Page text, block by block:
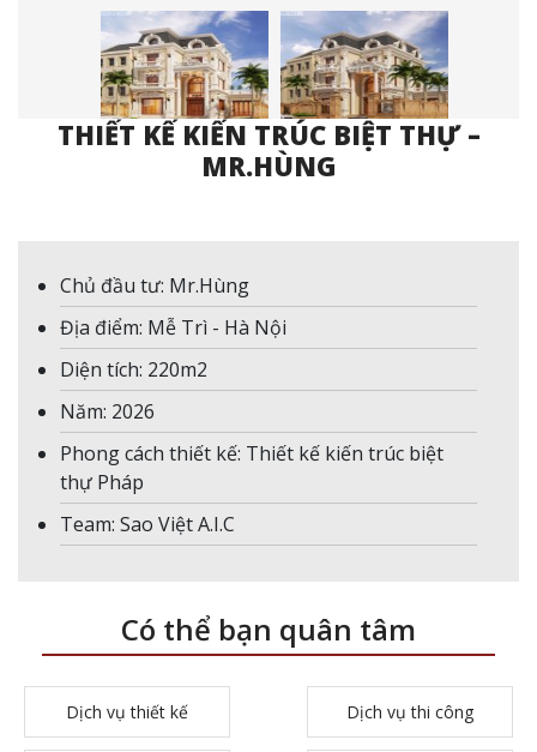
THIẾT KẾ KIẾN TRÚC BIỆT THỰ –
MR.HÙNG
Chủ đầu tư: Mr.Hùng
Địa điểm: Mễ Trì - Hà Nội
Diện tích: 220m2
Năm: 2026
Phong cách thiết kế: Thiết kế kiến trúc biệt
thự Pháp
Team: Sao Việt A.I.C
Có thể bạn quân tâm
Dịch vụ thiết kế Dịch vụ thi công